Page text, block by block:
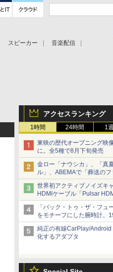
スピーカー
音楽配信
アクセスランキング
1時間 24時間 1
東映の歴代オープニング映
に。全5種で8月下旬発売
金ロー「ナウシカ」、「真
ル」、ABEMAで「葬送の
など。夏の特番・配信情報
世界初アクティブノイズキ
HDMIケーブル「Pulsar
から
「バック・トゥ・ザ・フュ
をモチーフにした腕時計。
純正の有線CarPlay/Android
化するアダプタ